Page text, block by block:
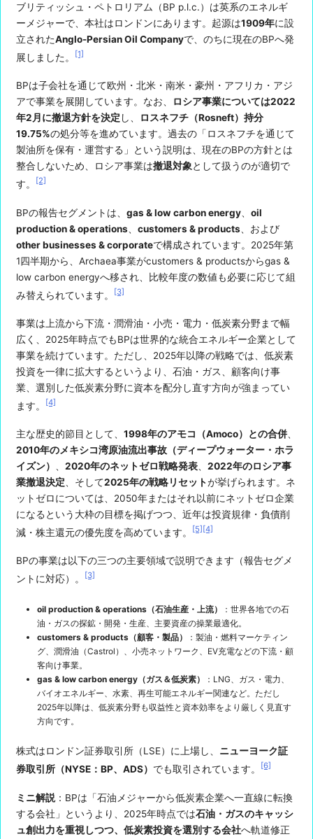
ブリティッシュ・ペトロリアム（BP p.l.c.）は英系のエネルギ
ーメジャーで、本社はロンドンにあります。起源は1909年に設
立されたAnglo-Persian Oil Companyで、のちに現在のBPへ発
展しました。
[1]
BPは子会社を通じて欧州・北米・南米・豪州・アフリカ・アジ
アで事業を展開しています。なお、
ロシア事業については2022
年2月に撤退方針を決定 し、
ロスネフチ（Rosneft）持分
19.75%の処分等を進めています。過去の「ロスネフチを通じて
製油所を保有・運営する」という説明は、現在のBPの方針とは
整合しないため、ロシア事業は撤退対象として扱うのが適切で
す。
[2]
BPの報告セグメントは、 gas & low carbon energy
oil
production & operations
customers & products 、および
other businesses & corporateで構成されています。2025年第
1四半期から、Archaea事業がcustomers & productsからgas &
low carbon energyへ移され、比較年度の数値も必要に応じて組
み替えられています。
[3]
事業は上流から下流・潤滑油・小売・電力・低炭素分野まで幅
広く、2025年時点でもBPは世界的な統合エネルギー企業として
事業を続けています。ただし、2025年以降の戦略では、低炭素
投資を一律に拡大するというより、石油・ガス、顧客向け事
業、選別した低炭素分野に資本を配分し直す方向が強まってい
ます。
[4]
主な歴史的節目として、 1998年のアモコ（Amoco）との合併
2010年のメキシコ湾原油流出事故（ディープウォーター・ホラ
イズン）
2020年のネットゼロ戦略発表
2022年のロシア事
業撤退決定 、そして2025年の戦略リセットが挙げられます。ネ
ットゼロについては、2050年またはそれ以前にネットゼロ企業
になるという大枠の目標を掲げつつ、近年は投資規律・負債削
減・株主還元の優先度を高めています。
[5] [4]
BPの事業は以下の三つの主要領域で説明できます（報告セグメ
ントに対応）。
[3]
oil production & operations（石油生産・上流）
：世界各地での石
油・ガスの探鉱・開発・生産、主要資産の操業最適化。
customers & products（顧客・製品）
：製油・燃料マーケティン
グ、潤滑油（Castrol）、小売ネットワーク、EV充電などの下流・顧
客向け事業。
gas & low carbon energy（ガス＆低炭素）
：LNG、ガス・電力、
バイオエネルギー、水素、再生可能エネルギー関連など。ただし
2025年以降は、低炭素分野も収益性と資本効率をより厳しく見直す
方向です。
株式はロンドン証券取引所（LSE）に上場し、 ニューヨーク証
券取引所（NYSE：BP、ADS） でも取引されています。 [6]
ミニ解説 ：BPは「石油メジャーから低炭素企業へ一直線に転換
する会社」というより、2025年時点では石油・ガスのキャッシ
ュ創出力を重視しつつ、低炭素投資を選別する会社へ軌道修正